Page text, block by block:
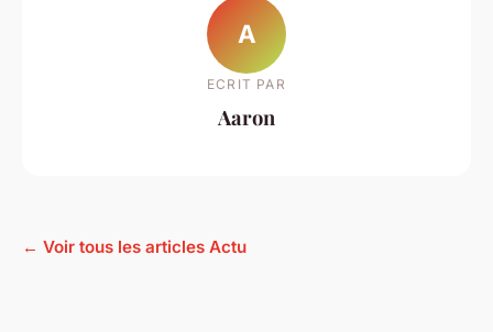
A
ECRIT PAR
Aaron
← Voir tous les articles Actu